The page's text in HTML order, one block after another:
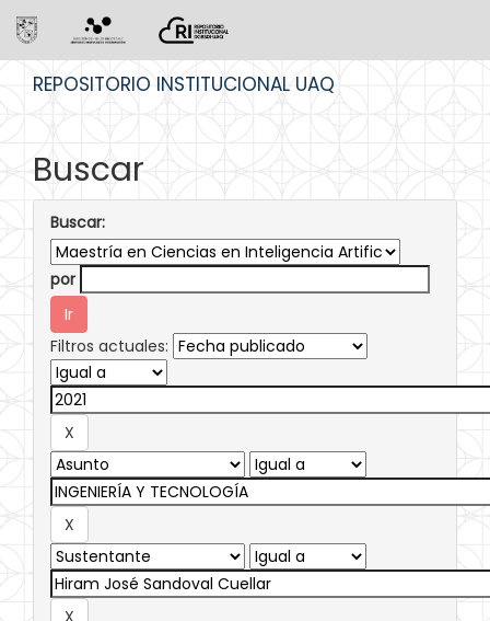
REPOSITORIO INSTITUCIONAL UAQ
Buscar
Buscar:
por
Filtros actuales: